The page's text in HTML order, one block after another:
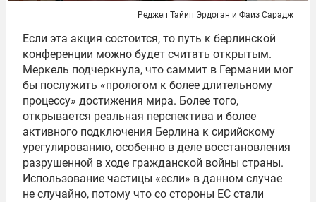
Реджеп Тайип Эрдоган и Фаиз Сарадж
Если эта акция состоится, то путь к берлинской
конференции можно будет считать открытым.
Меркель подчеркнула, что саммит в Германии мог
бы послужить «прологом к более длительному
процессу» достижения мира. Более того,
открывается реальная перспектива и более
активного подключения Берлина к сирийскому
урегулированию, особенно в деле восстановления
разрушенной в ходе гражданской войны страны.
Использование частицы «если» в данном случае
не случайно, потому что со стороны ЕС стали